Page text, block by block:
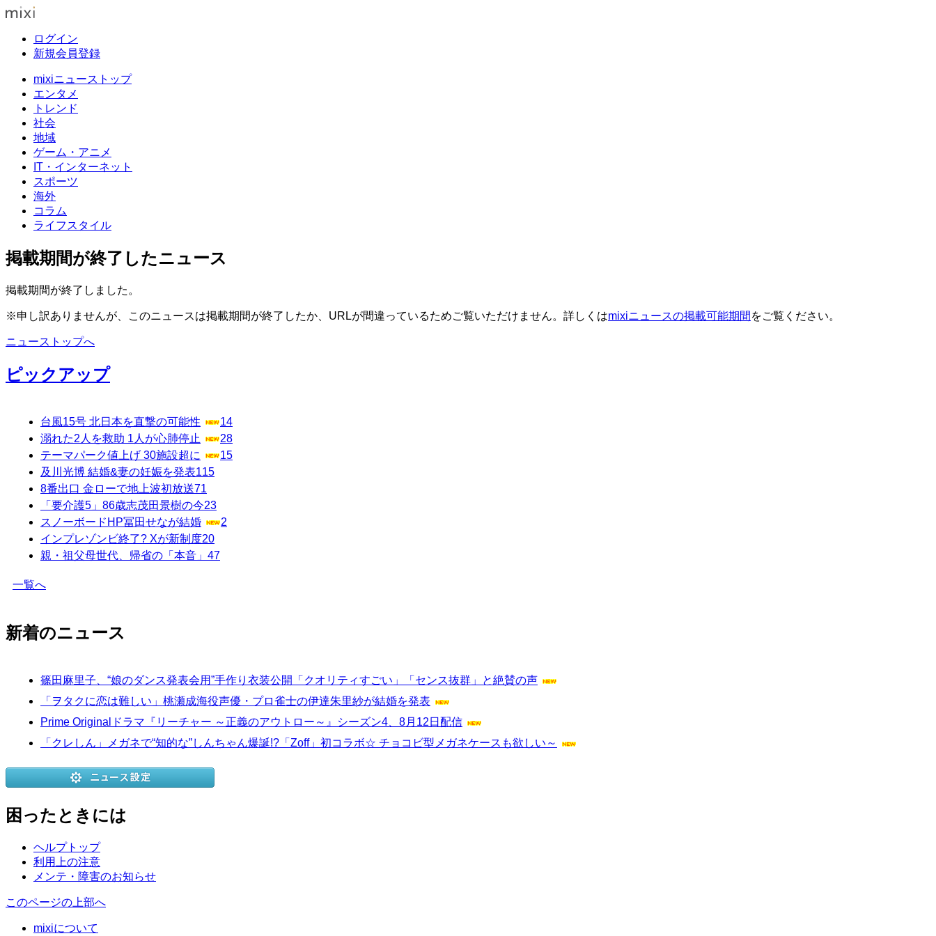
ログイン
新規会員登録
mixiニューストップ
エンタメ
トレンド
社会
地域
ゲーム・アニメ
IT・インターネット
スポーツ
海外
コラム
ライフスタイル
掲載期間が終了したニュース
掲載期間が終了しました。
※申し訳ありませんが、このニュースは掲載期間が終了したか、URLが間違っているためご覧いただけません。詳しくはmixiニュースの掲載可能期間 をご覧ください。
ニューストップへ
ピックアップ
台風15号 北日本を直撃の可能性
14
溺れた2人を救助 1人が心肺停止
28
テーマパーク値上げ 30施設超に
15
及川光博 結婚&妻の妊娠を発表115
8番出口 金ローで地上波初放送71
「要介護5」86歳志茂田景樹の今23
スノーボードHP冨田せなが結婚
2
インプレゾンビ終了? Xが新制度20
親・祖父母世代、帰省の「本音」 47
一覧へ
新着のニュース
篠田麻里子、“娘のダンス発表会用”手作り衣装公開「クオリティすごい」「センス抜群」と絶賛の声
「ヲタクに恋は難しい」桃瀬成海役声優・プロ雀士の伊達朱里紗が結婚を発表
Prime Originalドラマ『リーチャー ～正義のアウトロー～』シーズン4、8月12日配信
「クレしん」メガネで“知的な”しんちゃん爆誕!?「Zoff」初コラボ☆ チョコビ型メガネケースも欲しい～
困ったときには
ヘルプトップ
利用上の注意
メンテ・障害のお知らせ
このページの上部へ
mixiについて